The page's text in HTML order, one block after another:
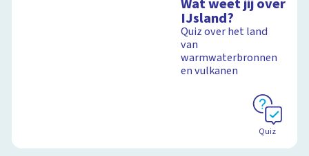
IJsland?
Quiz over het land
van
warmwaterbronnen
en vulkanen
Quiz